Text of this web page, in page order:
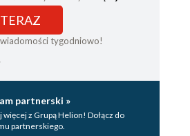
tygodniowo!
partnerski »
więcej z Grupą Helion! Dołącz do
partnerskiego.